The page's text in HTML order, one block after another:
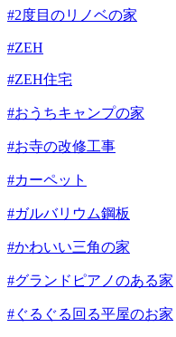
#2度目のリノベの家
#ZEH
#ZEH住宅
#おうちキャンプの家
#お寺の改修工事
#カーペット
#ガルバリウム鋼板
#かわいい三角の家
#グランドピアノのある家
#ぐるぐる回る平屋のお家